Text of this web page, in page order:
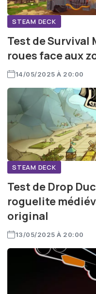
STEAM DECK
Test de Survival
roues face aux
14/05/2025 À 20:00
STEAM DECK
Test de Drop
roguelite
original
13/05/2025 À 20:00